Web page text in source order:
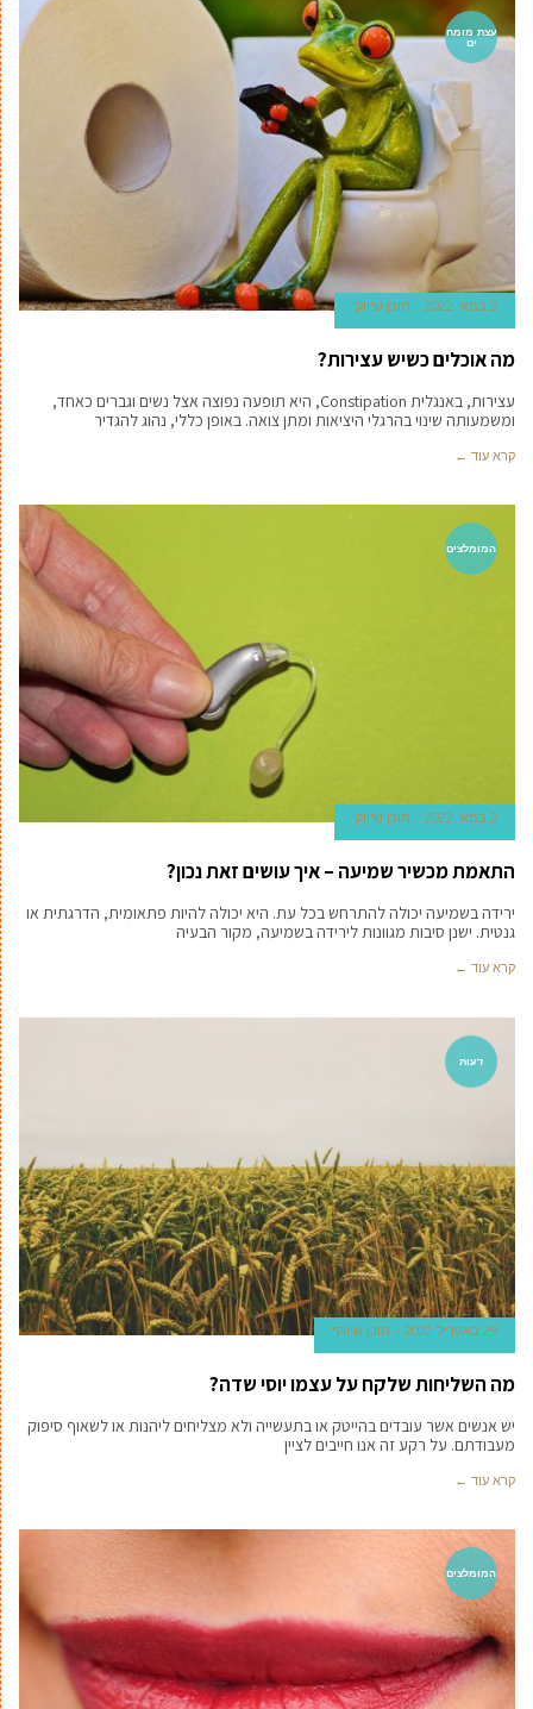
עצת מומח
ים
2 במאי 2022 תוכן שיווקי
מה אוכלים כשיש עצירות?
עצירות, באנגלית Constipation, היא תופעה נפוצה אצל נשים וגברים כאחד,
ומשמעותה שינוי בהרגלי היציאות ומתן צואה. באופן כללי, נהוג להגדיר
קרא עוד ←
המומלצים
2 במאי 2022 תוכן שיווקי
התאמת מכשיר שמיעה – איך עושים זאת נכון?
ירידה בשמיעה יכולה להתרחש בכל עת. היא יכולה להיות פתאומית, הדרגתית או
גנטית. ישנן סיבות מגוונות לירידה בשמיעה, מקור הבעיה
קרא עוד ←
דעות
29 באפריל 2022 תוכן שיווקי
מה השליחות שלקח על עצמו יוסי שדה?
יש אנשים אשר עובדים בהייטק או בתעשייה ולא מצליחים ליהנות או לשאוף סיפוק
מעבודתם. על רקע זה אנו חייבים לציין
קרא עוד ←
המומלצים